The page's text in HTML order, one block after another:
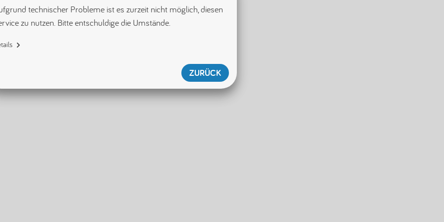
technischer Probleme ist es zurzeit nicht möglich, diesen
zu nutzen. Bitte entschuldige die Umstände.
:"[error/securityServiceError]","id":null,"shouldWriteToLogger":true}
ZURÜCK